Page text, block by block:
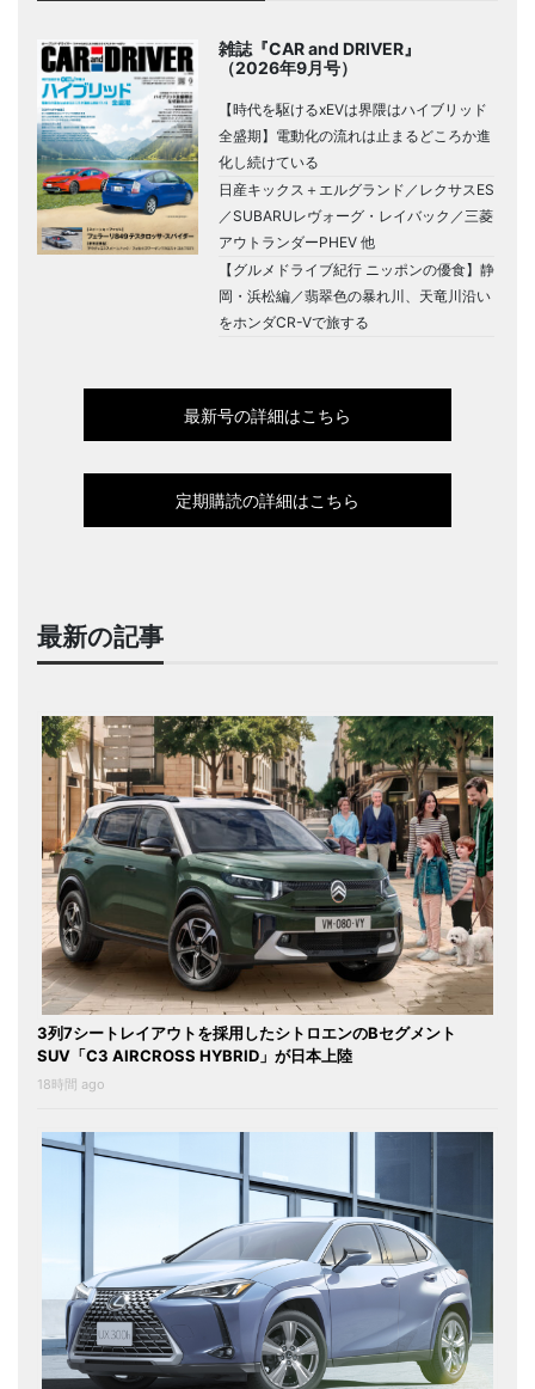
雑誌『CAR and DRIVER』
（2026年9月号）
【時代を駆けるxEVは界隈はハイブリッド
全盛期】電動化の流れは止まるどころか進
化し続けている
日産キックス＋エルグランド／レクサスES
／SUBARUレヴォーグ・レイバック／三菱
アウトランダーPHEV 他
【グルメドライブ紀行 ニッポンの優食】静
岡・浜松編／翡翠色の暴れ川、天竜川沿い
をホンダCR-Vで旅する
最新号の詳細はこちら
定期購読の詳細はこちら
最新の記事
3列7シートレイアウトを採用したシトロエンのBセグメント
SUV「C3 AIRCROSS HYBRID」が日本上陸
18時間 ago